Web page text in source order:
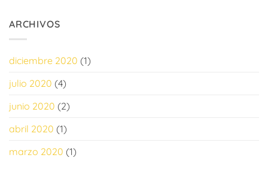
ARCHIVOS
diciembre 2020 (1)
julio 2020 (4)
junio 2020 (2)
abril 2020 (1)
marzo 2020 (1)